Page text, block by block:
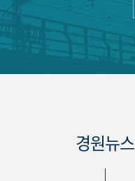
경원뉴스